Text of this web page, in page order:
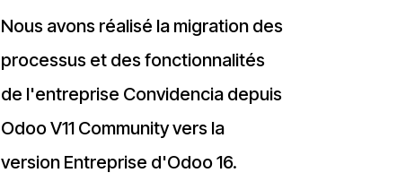
Nous avons réalisé la migration des
processus et des fonctionnalités
de l'entreprise Convidencia depuis
Odoo V11 Community vers la
version Entreprise d'Odoo 16.